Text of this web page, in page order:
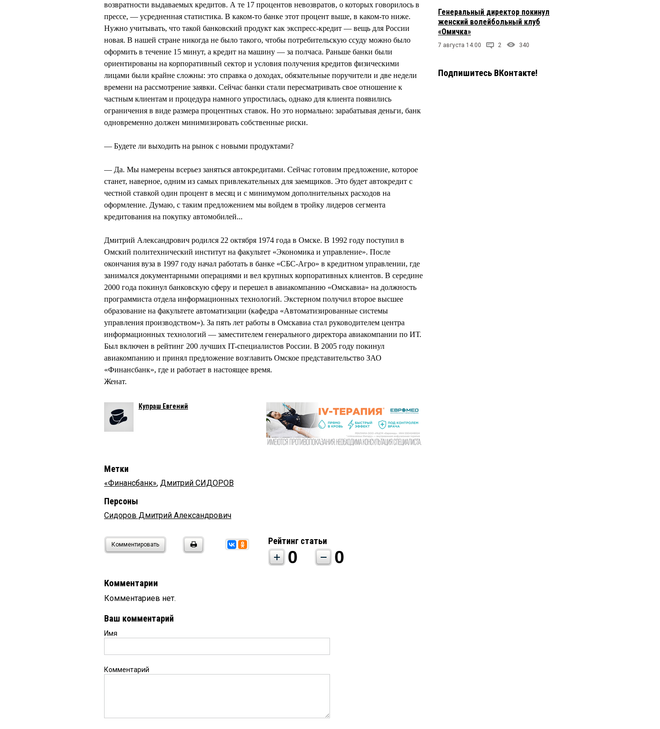
возвратности выдаваемых кредитов. А те 17 процентов невозвратов, о которых говорилось в
прессе, — усредненная статистика. В каком-то банке этот процент выше, в каком-то ниже.
Нужно учитывать, что такой банковский продукт как экспресс-кредит — вещь для России
новая. В нашей стране никогда не было такого, чтобы потребительскую ссуду можно было
оформить в течение 15 минут, а кредит на машину — за полчаса. Раньше банки были
ориентированы на корпоративный сектор и условия получения кредитов физическими
лицами были крайне сложны: это справка о доходах, обязательные поручители и две недели
времени на рассмотрение заявки. Сейчас банки стали пересматривать свое отношение к
частным клиентам и процедура намного упростилась, однако для клиента появились
ограничения в виде размера процентных ставок. Но это нормально: зарабатывая деньги, банк
одновременно должен минимизировать собственные риски.
— Будете ли выходить на рынок с новыми продуктами?
— Да. Мы намерены всерьез заняться автокредитами. Сейчас готовим предложение, которое
станет, наверное, одним из самых привлекательных для заемщиков. Это будет автокредит с
честной ставкой один процент в месяц и с минимумом дополнительных расходов на
оформление. Думаю, с таким предложением мы войдем в тройку лидеров сегмента
кредитования на покупку автомобилей...
Дмитрий Александрович родился 22 октября 1974 года в Омске. В 1992 году поступил в
Омский политехнический институт на факультет «Экономика и управление». После
окончания вуза в 1997 году начал работать в банке «СБС-Агро» в кредитном управлении, где
занимался документарными операциями и вел крупных корпоративных клиентов. В середине
2000 года покинул банковскую сферу и перешел в авиакомпанию «Омскавиа» на должность
программиста отдела информационных технологий. Экстерном получил второе высшее
образование на факультете автоматизации (кафедра «Автоматизированные системы
управления производством»). За пять лет работы в Омскавиа стал руководителем центра
информационных технологий — заместителем генерального директора авиакомпании по ИТ.
Был включен в рейтинг 200 лучших IT-специалистов России. В 2005 году покинул
авиакомпанию и принял предложение возглавить Омское представительство ЗАО
«Финансбанк», где и работает в настоящее время.
Женат.
Купраш Евгений
Метки
«Финансбанк», Дмитрий СИДОРОВ
Персоны
Сидоров Дмитрий Александрович
Комментировать Рейтинг статьи
0 0
Комментарии
Комментариев нет.
Ваш комментарий
Имя
Комментарий
Генеральный директор покинул
женский волейбольный клуб
«Омичка»
7 августа 14:00 2 340
Подпишитесь ВКонтакте!